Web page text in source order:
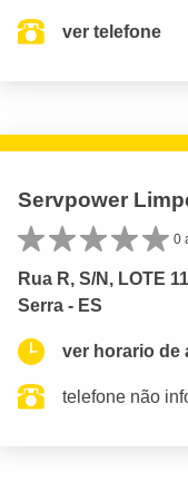
ver telefone
Servpower
0
Rua R, S/N, LOTE
Serra - ES
ver horario de
telefone não